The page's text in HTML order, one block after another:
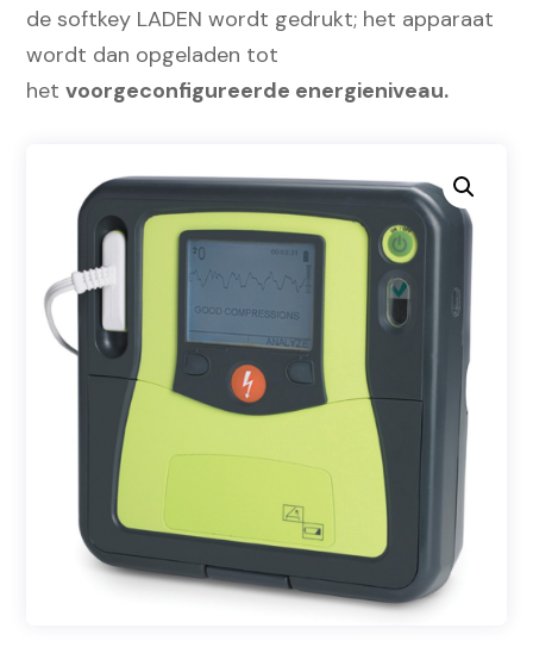
de softkey LADEN wordt gedrukt; het apparaat
wordt dan opgeladen tot
hetvoorgeconfigureerde energieniveau.